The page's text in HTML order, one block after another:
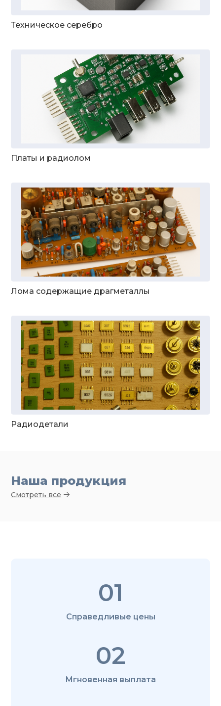
Техническое серебро
Платы и радиолом
Лома содержащие драгметаллы
Радиодетали
Наша продукция
Смотреть все
01
Справедливые цены
02
Мгновенная выплата